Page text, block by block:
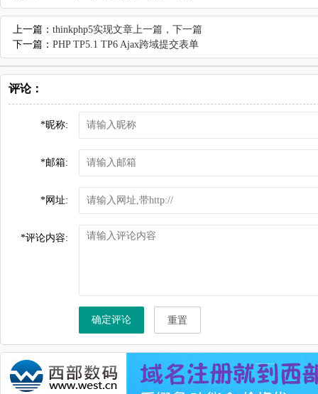
上一篇： thinkphp5实现文章上一篇，下一篇
下一篇： PHP TP5.1 TP6 Ajax跨域提交表单
评论：
*昵称:
*邮箱:
*网址:
*评论内容:
确定评论 重置